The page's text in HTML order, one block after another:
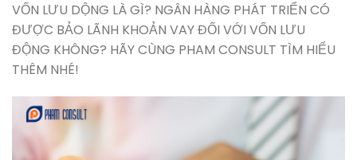
VỐN LƯU DỘNG LÀ GÌ? NGÂN HÀNG PHÁT TRIỂN CÓ
ĐƯỢC BẢO LÃNH KHOẢN VAY ĐỐI VỚI VỐN LƯU
ĐỘNG KHÔNG? HÃY CÙNG PHAM CONSULT TÌM HIỂU
THÊM NHÉ!